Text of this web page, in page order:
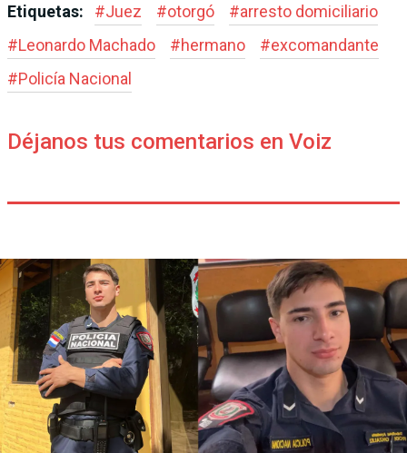
Etiquetas: #Juez #otorgó #arresto domiciliario
#Leonardo Machado #hermano #excomandante
#Policía Nacional
Déjanos tus comentarios en Voiz